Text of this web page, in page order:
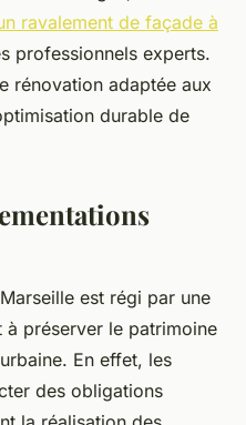
ravalement de façade à
professionnels experts.
rénovation adaptée aux
durable de
est régi par une
préserver le patrimoine
En effet, les
des obligations